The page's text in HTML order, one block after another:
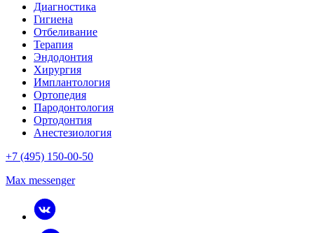
Диагностика
Гигиена
Отбеливание
Терапия
Эндодонтия
Хирургия
Имплантология
Ортопедия
Пародонтология
Ортодонтия
Анестезиология
+7 (495) 150-00-50
Max messenger